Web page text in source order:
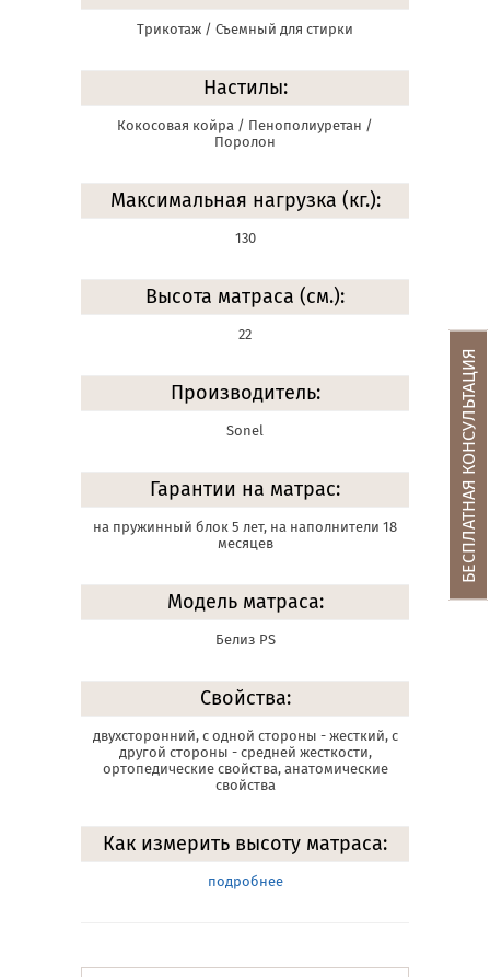
Трикотаж / Съемный для стирки
Настилы:
Кокосовая койра / Пенополиуретан /
Поролон
Максимальная нагрузка (кг.):
130
Высота матраса (см.):
22
Производитель:
Sonel
Гарантии на матрас:
на пружинный блок 5 лет, на наполнители 18
месяцев
Модель матраса:
Белиз PS
Свойства:
двухсторонний, с одной стороны - жесткий, с
другой стороны - средней жесткости,
ортопедические свойства, анатомические
свойства
Как измерить высоту матраса:
подробнее
БЕСПЛАТНАЯ КОНСУЛЬТАЦИЯ